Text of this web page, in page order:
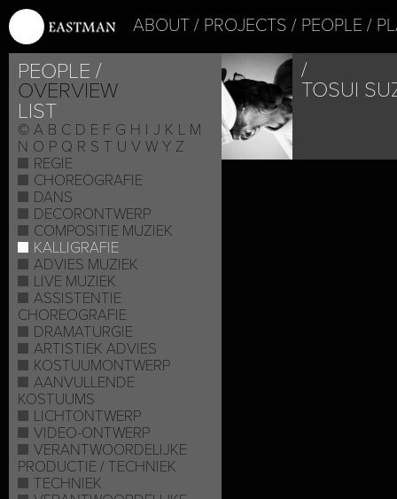
ABOUT PROJECTS PEOPLE
PEOPLE
OVERVIEW
LIST
© A B C D E F G H I J K L M
N O P Q R S T U V W Y Z
REGIE
CHOREOGRAFIE
DANS
DECORONTWERP
COMPOSITIE MUZIEK
KALLIGRAFIE
ADVIES MUZIEK
LIVE MUZIEK
ASSISTENTIE
CHOREOGRAFIE
DRAMATURGIE
ARTISTIEK ADVIES
KOSTUUMONTWERP
AANVULLENDE
KOSTUUMS
LICHTONTWERP
VIDEO-ONTWERP
VERANTWOORDELIJKE
PRODUCTIE / TECHNIEK
TECHNIEK
TOSUI